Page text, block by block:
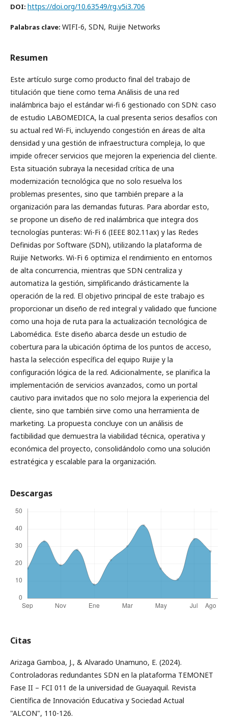
DOI: https://doi.org/10.63549/rg.v5i3.706
Palabras clave: WIFI-6, SDN, Ruijie Networks
Resumen
Este artículo surge como producto final del trabajo de
titulación que tiene como tema Análisis de una red
inalámbrica bajo el estándar wi-fi 6 gestionado con SDN: caso
de estudio LABOMEDICA, la cual presenta serios desafíos con
su actual red Wi-Fi, incluyendo congestión en áreas de alta
densidad y una gestión de infraestructura compleja, lo que
impide ofrecer servicios que mejoren la experiencia del cliente.
Esta situación subraya la necesidad crítica de una
modernización tecnológica que no solo resuelva los
problemas presentes, sino que también prepare a la
organización para las demandas futuras. Para abordar esto,
se propone un diseño de red inalámbrica que integra dos
tecnologías punteras: Wi-Fi 6 (IEEE 802.11ax) y las Redes
Definidas por Software (SDN), utilizando la plataforma de
Ruijie Networks. Wi-Fi 6 optimiza el rendimiento en entornos
de alta concurrencia, mientras que SDN centraliza y
automatiza la gestión, simplificando drásticamente la
operación de la red. El objetivo principal de este trabajo es
proporcionar un diseño de red integral y validado que funcione
como una hoja de ruta para la actualización tecnológica de
Labomédica. Este diseño abarca desde un estudio de
cobertura para la ubicación óptima de los puntos de acceso,
hasta la selección específica del equipo Ruijie y la
configuración lógica de la red. Adicionalmente, se planifica la
implementación de servicios avanzados, como un portal
cautivo para invitados que no solo mejora la experiencia del
cliente, sino que también sirve como una herramienta de
marketing. La propuesta concluye con un análisis de
factibilidad que demuestra la viabilidad técnica, operativa y
económica del proyecto, consolidándolo como una solución
estratégica y escalable para la organización.
Descargas
Citas
Arizaga Gamboa, J., & Alvarado Unamuno, E. (2024).
Controladoras redundantes SDN en la plataforma TEMONET
Fase II – FCI 011 de la universidad de Guayaquil. Revista
Científica de Innovación Educativa y Sociedad Actual
"ALCON", 110-126.